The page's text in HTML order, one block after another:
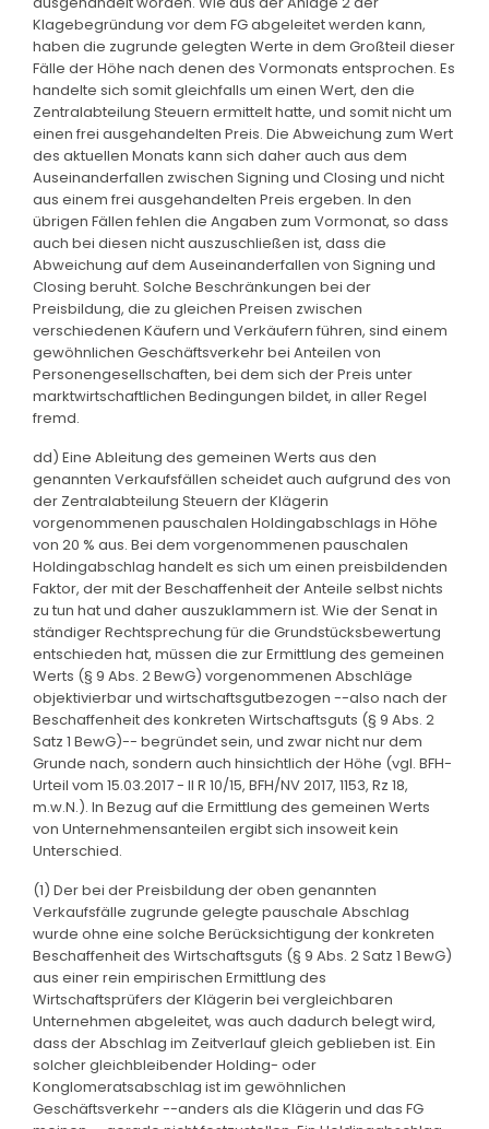
Klagebegründung vor dem FG abgeleitet werden kann,
haben die zugrunde gelegten Werte in dem Großteil dieser
Fälle der Höhe nach denen des Vormonats entsprochen. Es
handelte sich somit gleichfalls um einen Wert, den die
Zentralabteilung Steuern ermittelt hatte, und somit nicht um
einen frei ausgehandelten Preis. Die Abweichung zum Wert
des aktuellen Monats kann sich daher auch aus dem
Auseinanderfallen zwischen Signing und Closing und nicht
aus einem frei ausgehandelten Preis ergeben. In den
übrigen Fällen fehlen die Angaben zum Vormonat, so dass
auch bei diesen nicht auszuschließen ist, dass die
Abweichung auf dem Auseinanderfallen von Signing und
Closing beruht. Solche Beschränkungen bei der
Preisbildung, die zu gleichen Preisen zwischen
verschiedenen Käufern und Verkäufern führen, sind einem
gewöhnlichen Geschäftsverkehr bei Anteilen von
Personengesellschaften, bei dem sich der Preis unter
marktwirtschaftlichen Bedingungen bildet, in aller Regel
fremd.
dd) Eine Ableitung des gemeinen Werts aus den
genannten Verkaufsfällen scheidet auch aufgrund des von
der Zentralabteilung Steuern der Klägerin
vorgenommenen pauschalen Holdingabschlags in Höhe
von 20 % aus. Bei dem vorgenommenen pauschalen
Holdingabschlag handelt es sich um einen preisbildenden
Faktor, der mit der Beschaffenheit der Anteile selbst nichts
zu tun hat und daher auszuklammern ist. Wie der Senat in
ständiger Rechtsprechung für die Grundstücksbewertung
entschieden hat, müssen die zur Ermittlung des gemeinen
Werts (§ 9 Abs. 2 BewG) vorgenommenen Abschläge
objektivierbar und wirtschaftsgutbezogen --also nach der
Beschaffenheit des konkreten Wirtschaftsguts (§ 9 Abs. 2
Satz 1 BewG)-- begründet sein, und zwar nicht nur dem
Grunde nach, sondern auch hinsichtlich der Höhe (vgl. BFH-
Urteil vom 15.03.2017 - II R 10/15, BFH/NV 2017, 1153, Rz 18,
m.w.N.). In Bezug auf die Ermittlung des gemeinen Werts
von Unternehmensanteilen ergibt sich insoweit kein
Unterschied.
(1) Der bei der Preisbildung der oben genannten
Verkaufsfälle zugrunde gelegte pauschale Abschlag
wurde ohne eine solche Berücksichtigung der konkreten
Beschaffenheit des Wirtschaftsguts (§ 9 Abs. 2 Satz 1 BewG)
aus einer rein empirischen Ermittlung des
Wirtschaftsprüfers der Klägerin bei vergleichbaren
Unternehmen abgeleitet, was auch dadurch belegt wird,
dass der Abschlag im Zeitverlauf gleich geblieben ist. Ein
solcher gleichbleibender Holding- oder
Konglomeratsabschlag ist im gewöhnlichen
Geschäftsverkehr --anders als die Klägerin und das FG